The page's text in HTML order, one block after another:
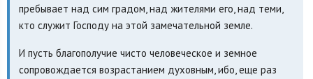
пребывает над сим градом, над жителями его, над теми,
кто служит Господу на этой замечательной земле.
И пусть благополучие чисто человеческое и земное
сопровождается возрастанием духовным, ибо, еще раз